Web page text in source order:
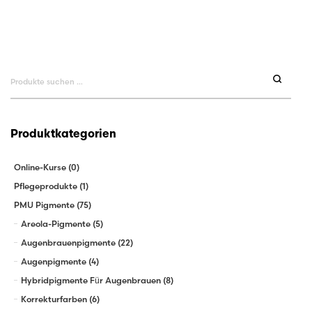
Suchen
nach:
Produktkategorien
Online-Kurse (0)
Pflegeprodukte (1)
PMU Pigmente (75)
Areola-Pigmente (5)
Augenbrauenpigmente (22)
Augenpigmente (4)
Hybridpigmente Für Augenbrauen (8)
Korrekturfarben (6)